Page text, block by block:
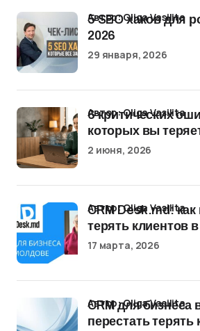
5 SEO хаков для
2026
Автор: Oliga Vasilita
29 января, 2026
6 критических
которых вы
Автор: Oliga Vasilita
2 июня, 2026
CRM Desk.md: как
терять клиентов
Автор: Oliga Vasilita
17 марта, 2026
CRM для бизнеса
перестать терять
Автор: Oliga Vasilita